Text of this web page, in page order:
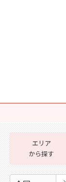
エリア
から探す